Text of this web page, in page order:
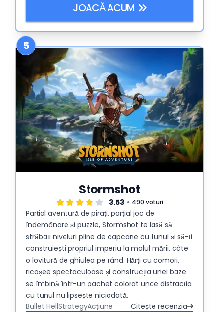
JOACĂ ACUM
5
Stormshot
3.53 490 voturi
Parțial aventură de pirați, parțial joc de
îndemânare și puzzle, Stormshot te lasă să
străbați niveluri pline de capcane cu tunul și să-ți
construiești propriul imperiu la malul mării, câte
o lovitură de ghiulea pe rând. Hărți cu comori,
ricoșee spectaculoase și construcția unei baze
se îmbină într-un pachet colorat unde distracția
cu tunul nu lipsește niciodată.
Bullet HellStrategyAcțiune Citește recenzia